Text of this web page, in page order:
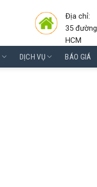
Địa chỉ:
35
HCM
DỊCH VỤ BÁO GIÁ